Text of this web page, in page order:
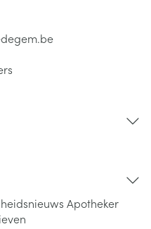
Apotheker